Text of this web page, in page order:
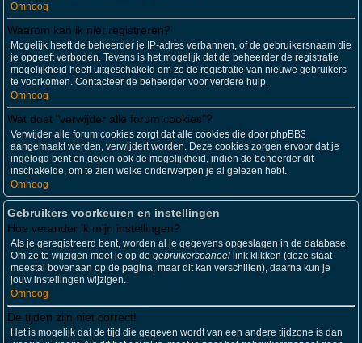
Omhoog
Waarom kan ik niet registreren?
Mogelijk heeft de beheerder je IP-adres verbannen, of de gebruikersnaam die
je opgeeft verboden. Tevens is het mogelijk dat de beheerder de registratie
mogelijkheid heeft uitgeschakeld om zo de registratie van nieuwe gebruikers
te voorkomen. Contacteer de beheerder voor verdere hulp.
Omhoog
Wat doet "verwijder alle forum cookies"?
Verwijder alle forum cookies zorgt dat alle cookies die door phpBB3
aangemaakt werden, verwijdert worden. Deze cookies zorgen ervoor dat je
ingelogd bent en geven ook de mogelijkheid, indien de beheerder dit
inschakelde, om te zien welke onderwerpen je al gelezen hebt.
Omhoog
Gebruikers voorkeuren en instellingen
Hoe verander ik mijn instellingen?
Als je geregistreerd bent, worden al je gegevens opgeslagen in de database.
Om ze te wijzigen moet je op de gebruikerspaneel link klikken (deze staat
meestal bovenaan op de pagina, maar dit kan verschillen), daarna kun je
jouw instellingen wijzigen.
Omhoog
De tijden zijn niet correct!
Het is mogelijk dat de tijd die gegeven wordt van een andere tijdzone is dan